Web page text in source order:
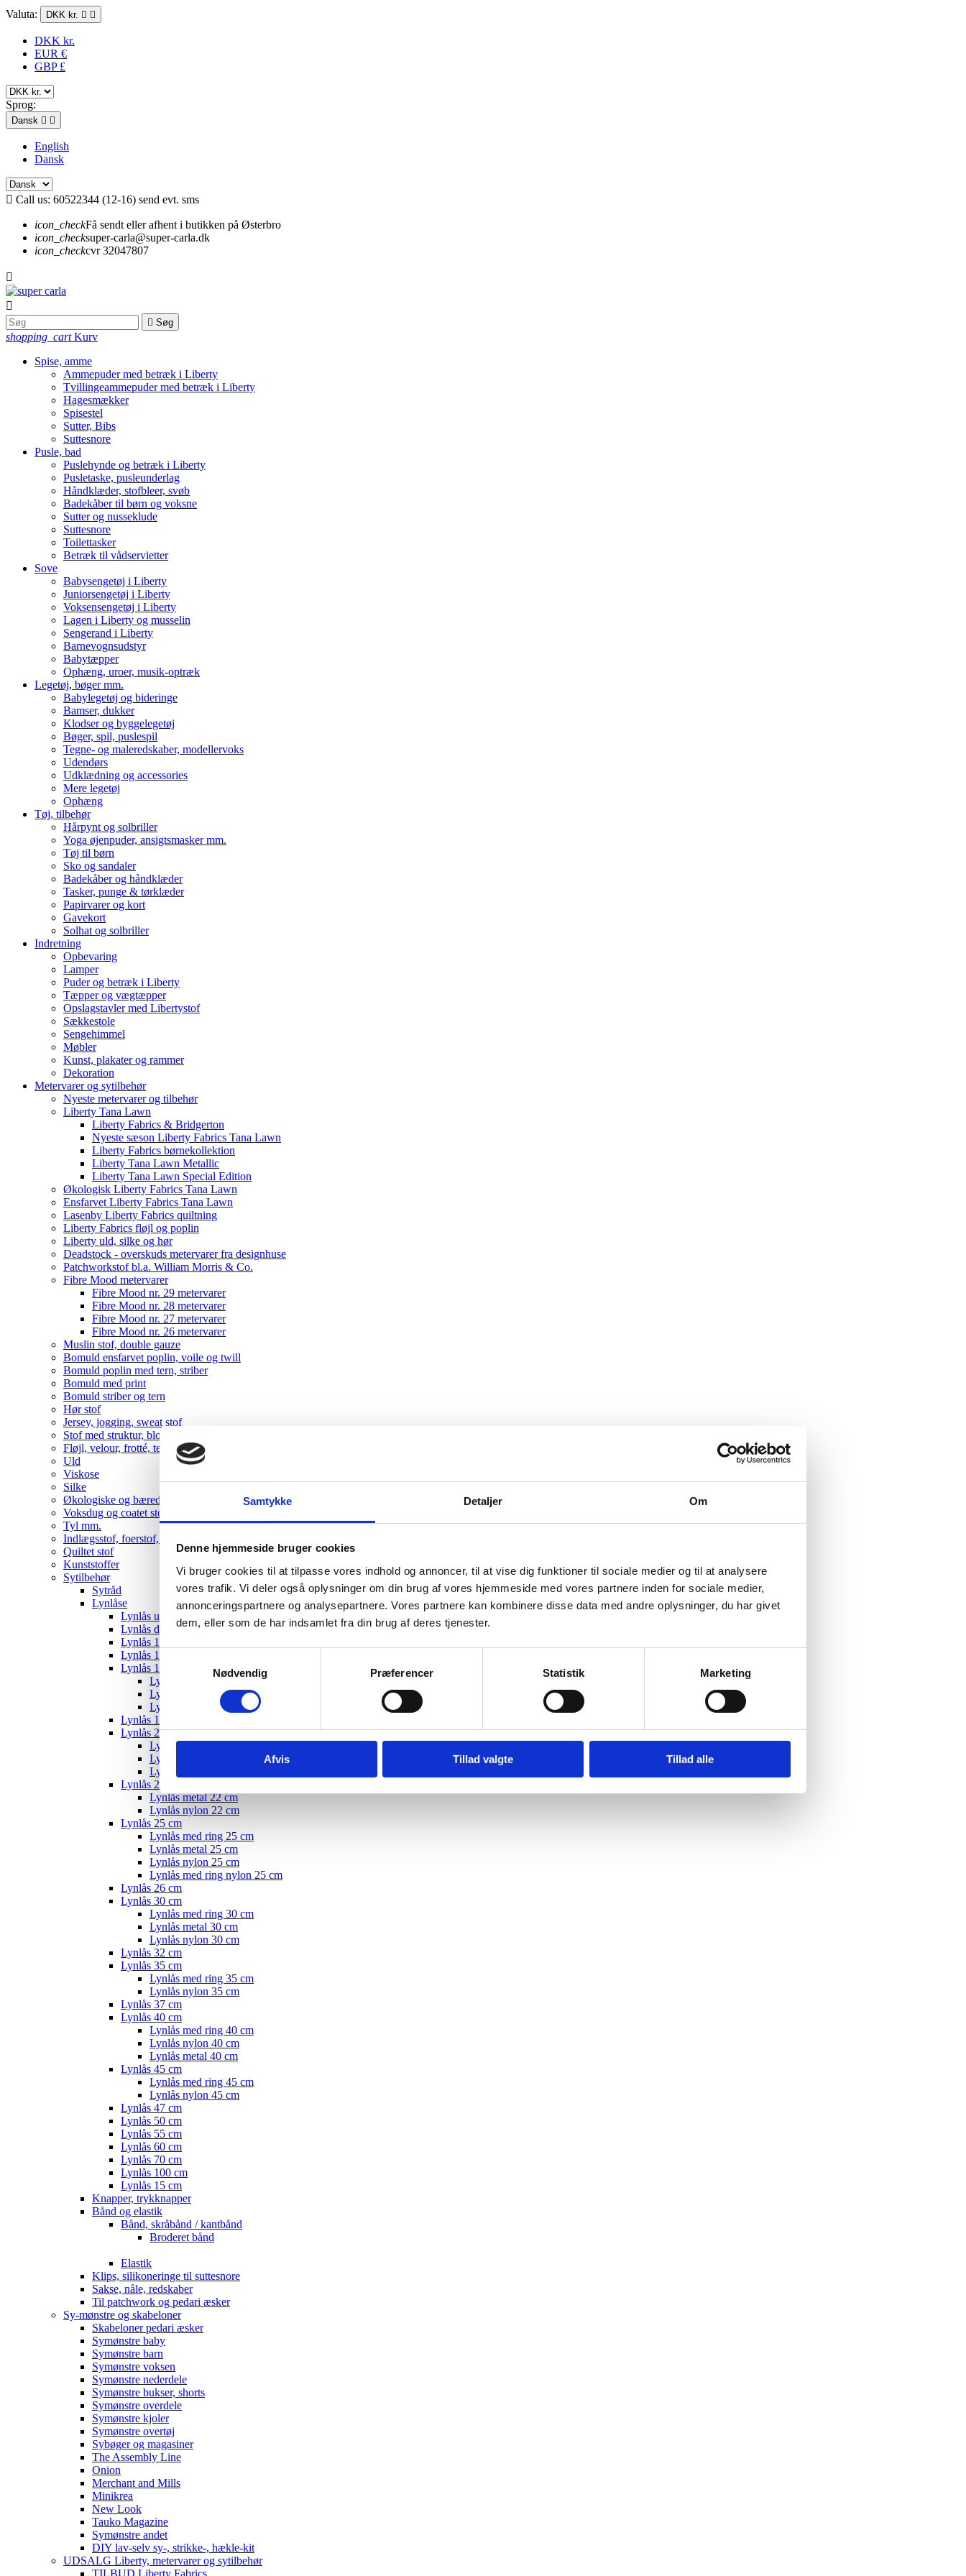
Samtykke Detaljer Om
Denne hjemmeside bruger cookies
Vi bruger cookies til at tilpasse vores indhold og annoncer, til at vise dig funktioner til sociale medier og til at analysere
vores trafik. Vi deler også oplysninger om din brug af vores hjemmeside med vores partnere inden for sociale medier,
annonceringspartnere og analysepartnere. Vores partnere kan kombinere disse data med andre oplysninger, du har givet
dem, eller som de har indsamlet fra din brug af deres tjenester.
Nødvendig
Præferencer Statistik Marketing
Afvis Tillad valgte Tillad alle
Valuta: DKK kr.  
DKK kr.
EUR €
GBP £
Sprog:
Dansk  
English
Dansk
 Call us: 60522344 (12-16) send evt. sms
icon_checkFå sendt eller afhent i butikken på Østerbro
icon_checksuper-carla@super-carla.dk
icon_checkcvr 32047807


 Søg
shopping_cart Kurv
Spise, amme
Ammepuder med betræk i Liberty
Tvillingeammepuder med betræk i Liberty
Hagesmækker
Spisestel
Sutter, Bibs
Suttesnore
Pusle, bad
Puslehynde og betræk i Liberty
Pusletaske, pusleunderlag
Håndklæder, stofbleer, svøb
Badekåber til børn og voksne
Sutter og nusseklude
Suttesnore
Toilettasker
Betræk til vådservietter
Sove
Babysengetøj i Liberty
Juniorsengetøj i Liberty
Voksensengetøj i Liberty
Lagen i Liberty og musselin
Sengerand i Liberty
Barnevognsudstyr
Babytæpper
Ophæng, uroer, musik-optræk
Legetøj, bøger mm.
Babylegetøj og bideringe
Bamser, dukker
Klodser og byggelegetøj
Bøger, spil, puslespil
Tegne- og maleredskaber, modellervoks
Udendørs
Udklædning og accessories
Mere legetøj
Ophæng
Tøj, tilbehør
Hårpynt og solbriller
Yoga øjenpuder, ansigtsmasker mm.
Tøj til børn
Sko og sandaler
Badekåber og håndklæder
Tasker, punge & tørklæder
Papirvarer og kort
Gavekort
Solhat og solbriller
Indretning
Opbevaring
Lamper
Puder og betræk i Liberty
Tæpper og vægtæpper
Opslagstavler med Libertystof
Sækkestole
Sengehimmel
Møbler
Kunst, plakater og rammer
Dekoration
Metervarer og sytilbehør
Nyeste metervarer og tilbehør
Liberty Tana Lawn
Liberty Fabrics & Bridgerton
Nyeste sæson Liberty Fabrics Tana Lawn
Liberty Fabrics børnekollektion
Liberty Tana Lawn Metallic
Liberty Tana Lawn Special Edition
Økologisk Liberty Fabrics Tana Lawn
Ensfarvet Liberty Fabrics Tana Lawn
Lasenby Liberty Fabrics quiltning
Liberty Fabrics fløjl og poplin
Liberty uld, silke og hør
Deadstock - overskuds metervarer fra designhuse
Patchworkstof bl.a. William Morris & Co.
Fibre Mood metervarer
Fibre Mood nr. 29 metervarer
Fibre Mood nr. 28 metervarer
Fibre Mood nr. 27 metervarer
Fibre Mood nr. 26 metervarer
Muslin stof, double gauze
Bomuld ensfarvet poplin, voile og twill
Bomuld poplin med tern, striber
Bomuld med print
Bomuld striber og tern
Hør stof
Jersey, jogging, sweat stof
Stof med struktur, blonde, bæk-og-bølge mm
Fløjl, velour, frotté, teddy
Uld
Viskose
Silke
Økologiske og bæredygtige metervarer
Voksdug og coatet stof
Tyl mm.
Indlægsstof, foerstof, fleece
Quiltet stof
Kunststoffer
Sytilbehør
Sytråd
Lynlåse
Lynlås usynlig
Lynlås delbar
Lynlås 12 cm
Lynlås 15 cm
Lynlås 18 cm
Lynlås med ring 18 cm
Lynlås nylon 18 cm
Lynlås metal 18 cm
Lynlås 19 cm
Lynlås 20 cm
Lynlås med ring 20 cm
Lynlås metal 20 cm
Lynlås nylon 20 cm
Lynlås 22 cm
Lynlås metal 22 cm
Lynlås nylon 22 cm
Lynlås 25 cm
Lynlås med ring 25 cm
Lynlås metal 25 cm
Lynlås nylon 25 cm
Lynlås med ring nylon 25 cm
Lynlås 26 cm
Lynlås 30 cm
Lynlås med ring 30 cm
Lynlås metal 30 cm
Lynlås nylon 30 cm
Lynlås 32 cm
Lynlås 35 cm
Lynlås med ring 35 cm
Lynlås nylon 35 cm
Lynlås 37 cm
Lynlås 40 cm
Lynlås med ring 40 cm
Lynlås nylon 40 cm
Lynlås metal 40 cm
Lynlås 45 cm
Lynlås med ring 45 cm
Lynlås nylon 45 cm
Lynlås 47 cm
Lynlås 50 cm
Lynlås 55 cm
Lynlås 60 cm
Lynlås 70 cm
Lynlås 100 cm
Lynlås 15 cm
Knapper, trykknapper
Bånd og elastik
Bånd, skråbånd / kantbånd
Broderet bånd
Elastik
Klips, silikoneringe til suttesnore
Sakse, nåle, redskaber
Til patchwork og pedari æsker
Sy-mønstre og skabeloner
Skabeloner pedari æsker
Symønstre baby
Symønstre barn
Symønstre voksen
Symønstre nederdele
Symønstre bukser, shorts
Symønstre overdele
Symønstre kjoler
Symønstre overtøj
Sybøger og magasiner
The Assembly Line
Onion
Merchant and Mills
Minikrea
New Look
Tauko Magazine
Symønstre andet
DIY lav-selv sy-, strikke-, hækle-kit
UDSALG Liberty, metervarer og sytilbehør
TILBUD Liberty Fabrics